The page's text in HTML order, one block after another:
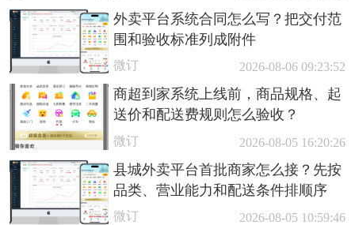
外卖平台系统合同怎么写？把交付范
围和验收标准列成附件
微订 2026-08-06 09:23:52
商超到家系统上线前，商品规格、起
送价和配送费规则怎么验收？
微订 2026-08-05 16:20:26
县城外卖平台首批商家怎么接？先按
品类、营业能力和配送条件排顺序
微订 2026-08-05 10:59:46